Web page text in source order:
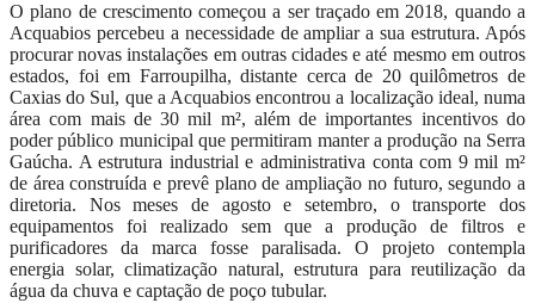
O plano de crescimento começou a ser traçado em 2018, quando a
Acquabios percebeu a necessidade de ampliar a sua estrutura. Após
procurar novas instalações em outras cidades e até mesmo em outros
estados, foi em Farroupilha, distante cerca de 20 quilômetros de
Caxias do Sul, que a Acquabios encontrou a localização ideal, numa
área com mais de 30 mil m², além de importantes incentivos do
poder público municipal que permitiram manter a produção na Serra
Gaúcha. A estrutura industrial e administrativa conta com 9 mil m²
de área construída e prevê plano de ampliação no futuro, segundo a
diretoria. Nos meses de agosto e setembro, o transporte dos
equipamentos foi realizado sem que a produção de filtros e
purificadores da marca fosse paralisada. O projeto contempla
energia solar, climatização natural, estrutura para reutilização da
água da chuva e captação de poço tubular.